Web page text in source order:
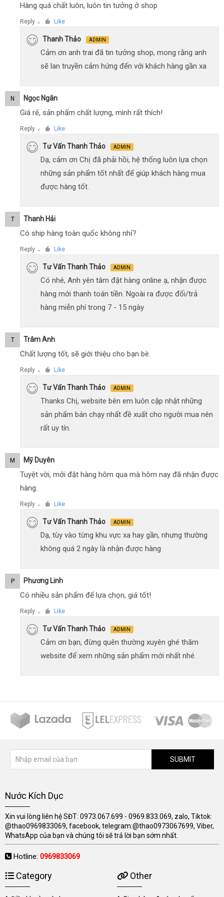
Hàng quá chất luôn, luôn tin tưởng ở shop
Reply ● Like
Thanh Thảo ADMIN
Cảm ơn anh trai đã tin tưởng shop, mong rằng anh
sẽ lan truyền cảm hứng đến với khách hàng gần xa
N Ngọc Ngân
Giá rẻ, sản phẩm chất lượng, mình rất thích!
Reply ● Like
Tư Vấn Thanh Thảo ADMIN
Dạ, cảm ơn Chị đã phải hồi, hệ thống luôn lựa chọn
những sản phẩm tốt nhất để giúp khách hàng mua
được hàng tốt.
T Thanh Hải
Có ship hàng toàn quốc không nhỉ?
Reply ● Like
Tư Vấn Thanh Thảo ADMIN
Có nhé, Anh yên tâm đặt hàng online ạ, nhận được
hàng mới thanh toán tiền. Ngoài ra được đổi/trả
hàng miễn phí trong 7 - 15 ngày
T Trâm Anh
Chất lượng tốt, sẽ giới thiệu cho bạn bè.
Reply ● Like
Tư Vấn Thanh Thảo ADMIN
Thanks Chị, website bên em luôn cập nhật những
sản phẩm bán chạy nhất đề xuất cho người mua nên
rất uy tín.
M Mỹ Duyên
Tuyệt vời, mới đặt hàng hôm qua mà hôm nay đã nhận được
hàng.
Reply ● Like
Tư Vấn Thanh Thảo ADMIN
Dạ, tùy vào từng khu vực xa hay gần, nhưng thường
không quá 2 ngày là nhận được hàng
P Phương Linh
Có nhiều sản phẩm để lựa chọn, giá tốt!
Reply ● Like
Tư Vấn Thanh Thảo ADMIN
Cảm ơn bạn, đừng quên thường xuyên ghé thăm
website để xem những sản phẩm mới nhất nhé.
SUBMIT
Nước Kích Dục
Xin vui lòng liên hệ SĐT: 0973.067.699 - 0969.833.069, zalo, Tiktok:
@thao0969833069, facebook, telegram:@thao0973067699, Viber,
WhatsApp của bạn và chúng tôi sẽ trả lời bạn sớm nhất.
Hotline: 0969833069
Category Other